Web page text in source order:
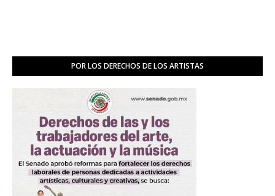
POR LOS DERECHOS DE LOS ARTISTAS